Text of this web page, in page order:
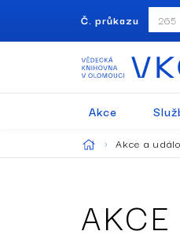
Č. průkazu
Akce
Akce a